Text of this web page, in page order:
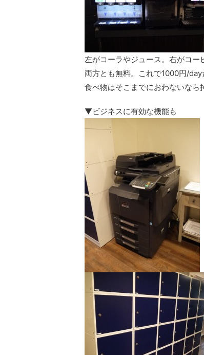
左がコーラやジュース。右がコー
両方とも無料。これで1000円/day
食べ物はそこまでにおわないなら
▼ビジネスに有効な機能も